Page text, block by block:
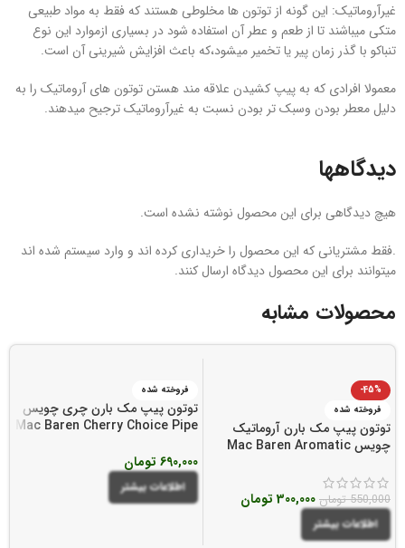
غیرآروماتیک: این گونه از توتون ها مخلوطی هستند که فقط به مواد طبیعی
متکی میباشند تا از طعم و عطر آن استفاده شود در بسیاری ازموارد این نوع
تنباکو با گذر زمان پیر یا تخمیر میشود،که باعث افزایش شیرینی آن است.
معمولا افرادی که به پیپ کشیدن علاقه مند هستن توتون های آروماتیک را به
دلیل معطر بودن وسبک تر بودن نسبت به غیرآروماتیک ترجیح میدهند.
دیدگاهها
هیچ دیدگاهی برای این محصول نوشته نشده است.
.فقط مشتریانی که این محصول را خریداری کرده اند و وارد سیستم شده اند
میتوانند برای این محصول دیدگاه ارسال کنند.
محصولات مشابه
-45%
فروخته شده
توتون پیپ مک بارن آروماتیک
چویس Mac Baren Aromatic
550,000 تومان 300,000 تومان
اطلاعات بیشتر
فروخته شده
توتون پیپ مک بارن چری چویس
Mac Baren Cherry Choice Pipe
690,000 تومان
اطلاعات بیشتر